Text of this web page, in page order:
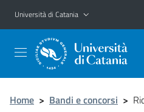
Vai al contenuto principale
Vai al menu di navigazione
Università di Catania
Home > Bandi e concorsi >